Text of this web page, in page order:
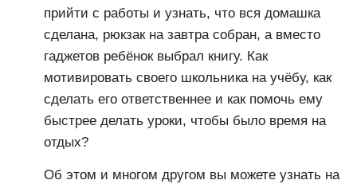
прийти с работы и узнать, что вся домашка
сделана, рюкзак на завтра собран, а вместо
гаджетов ребёнок выбрал книгу. Как
мотивировать своего школьника на учёбу, как
сделать его ответственнее и как помочь ему
быстрее делать уроки, чтобы было время на
отдых?
Об этом и многом другом вы можете узнать на